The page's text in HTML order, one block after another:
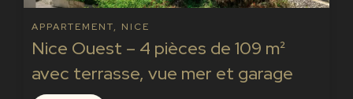
APPARTEMENT, NICE
Nice Ouest – 4 pièces de 109 m²
avec terrasse, vue mer et garage